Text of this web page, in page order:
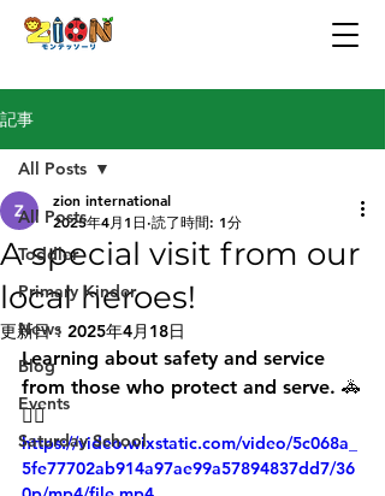
記事
All Posts
Toddler
Primary Kinder
News
Blog
Events
Saturday School
All Posts
A special visit from our
local heroes!
zion international
2025年4月1日 読了時間: 1分
更新日： 2025年4月18日
Learning about safety and service
from those who protect and serve. 🚓
👮‍♂️
https://video.wixstatic.com/video/5c068a_
5fe77702ab914a97ae99a57894837dd7/36